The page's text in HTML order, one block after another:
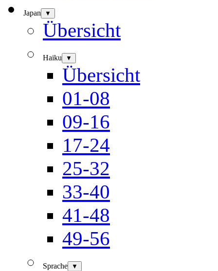
Japan ▼
Übersicht
Haiku ▼
Übersicht
01-08
09-16
17-24
25-32
33-40
41-48
49-56
Sprache ▼